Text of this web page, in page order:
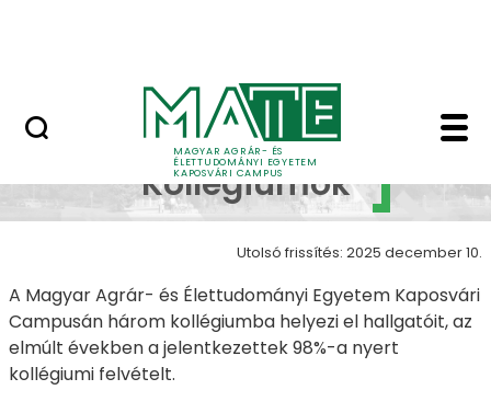
MAGYAR AGRÁR- ÉS
ÉLETTUDOMÁNYI EGYETEM
KAPOSVÁRI CAMPUS
Kollégiumok -
Campus
Kollégiumok
Utolsó frissítés: 2025 december 10.
A Magyar Agrár- és Élettudományi Egyetem Kaposvári
Campusán három kollégiumba helyezi el hallgatóit, az
elmúlt években a jelentkezettek 98%-a nyert
kollégiumi felvételt.